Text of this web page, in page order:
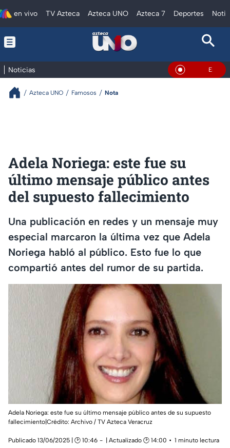
en vivo TV Azteca Azteca UNO Azteca 7 Deportes
Noticias En Vivo
Azteca UNO Famosos Nota
Adela Noriega: este fue su
último mensaje público antes
del supuesto fallecimiento
Una publicación en redes y un mensaje muy
especial marcaron la última vez que Adela
Noriega habló al público. Esto fue lo que
compartió antes del rumor de su partida.
Adela Noriega: este fue su último mensaje público antes de su supuesto
fallecimiento|Crédito: Archivo / TV Azteca Veracruz
Publicado 13/06/2025 | 🕑 10:46 | Actualizado 🕑 14:00
1 minuto lectura